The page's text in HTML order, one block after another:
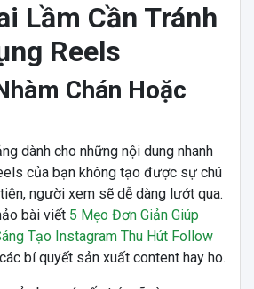
Lầm Cần Tránh
Reels
Chán Hoặc
dành cho những nội dung nhanh
của bạn không tạo được sự chú
người xem sẽ dễ dàng lướt qua.
bài viết 5 Mẹo Đơn Giản Giúp
Tạo Instagram Thu Hút Follow
bí quyết sản xuất content hay ho.